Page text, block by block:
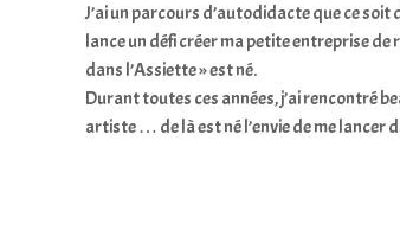
J’ai un parcours d’autodidacte que ce
lance un défi créer ma petite entreprise de
dans l’Assiette » est né.
Durant toutes ces années, j’ai rencontré
artiste … de là est né l’envie de me lancer